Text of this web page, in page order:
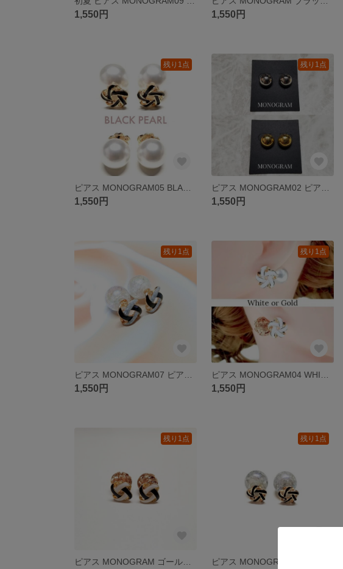
1,550円 1,550円
残り1点
1,550円
残り1点
1,550円
残り1点
1,550円
残り1点
1,550円
残り1点 残り1点